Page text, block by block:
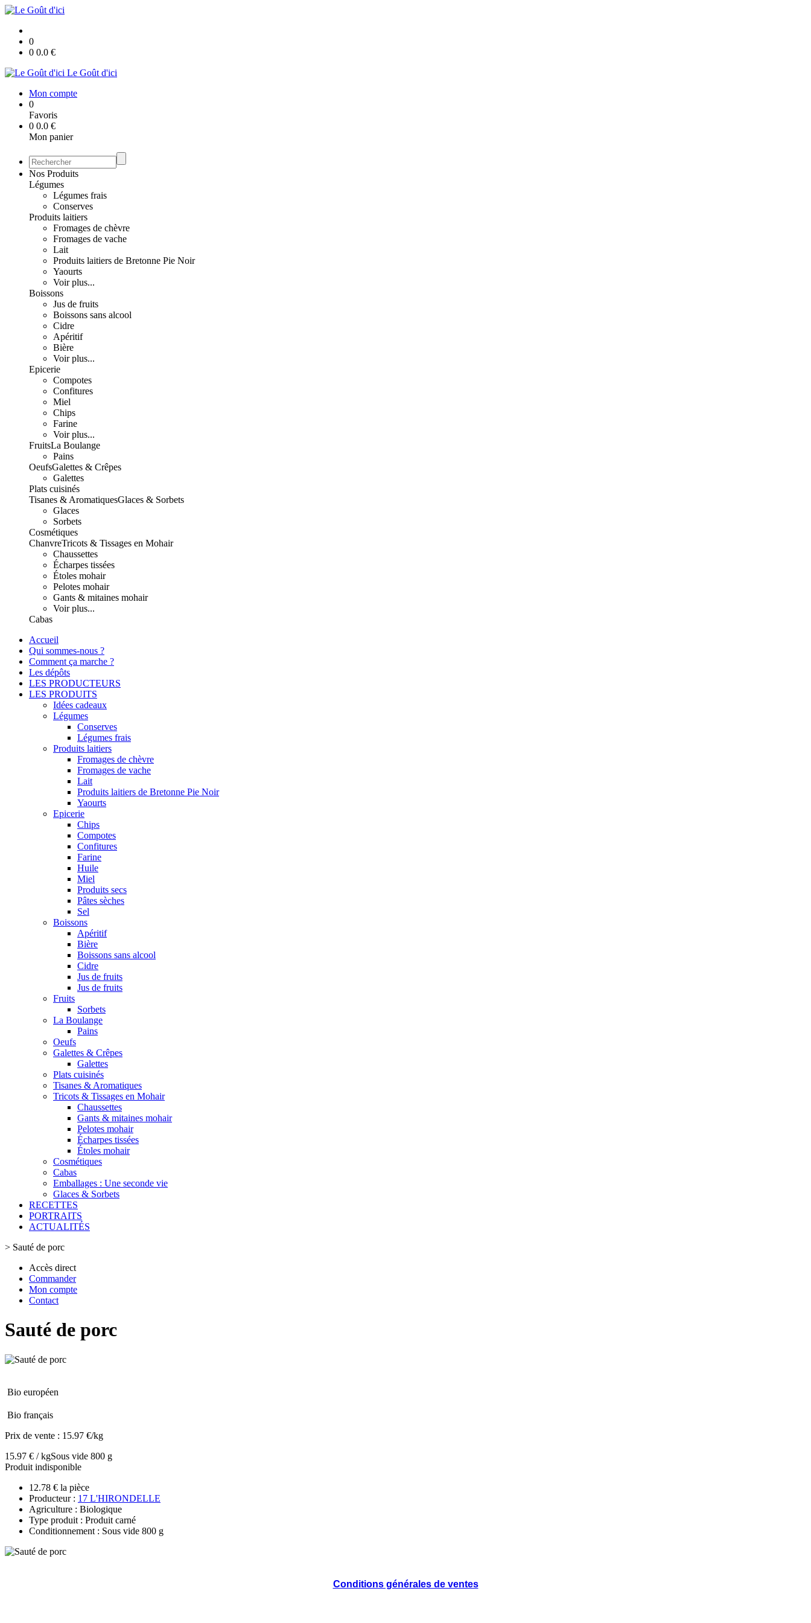
0
0 0.0 €
Le Goût d'ici
Mon compte
0
Favoris
0 0.0 €
Mon panier
Nos Produits
Légumes
Légumes frais
Conserves
Produits laitiers
Fromages de chèvre
Fromages de vache
Lait
Produits laitiers de Bretonne Pie Noir
Yaourts
Voir plus...
Boissons
Jus de fruits
Boissons sans alcool
Cidre
Apéritif
Bière
Voir plus...
Epicerie
Compotes
Confitures
Miel
Chips
Farine
Voir plus...
FruitsLa Boulange
Pains
OeufsGalettes & Crêpes
Galettes
Plats cuisinés
Tisanes & AromatiquesGlaces & Sorbets
Glaces
Sorbets
Cosmétiques
ChanvreTricots & Tissages en Mohair
Chaussettes
Écharpes tissées
Étoles mohair
Pelotes mohair
Gants & mitaines mohair
Voir plus...
Cabas
Accueil
Qui sommes-nous ?
Comment ça marche ?
Les dépôts
LES PRODUCTEURS
LES PRODUITS
Idées cadeaux
Légumes
Conserves
Légumes frais
Produits laitiers
Fromages de chèvre
Fromages de vache
Lait
Produits laitiers de Bretonne Pie Noir
Yaourts
Epicerie
Chips
Compotes
Confitures
Farine
Huile
Miel
Produits secs
Pâtes sèches
Sel
Boissons
Apéritif
Bière
Boissons sans alcool
Cidre
Jus de fruits
Jus de fruits
Fruits
Sorbets
La Boulange
Pains
Oeufs
Galettes & Crêpes
Galettes
Plats cuisinés
Tisanes & Aromatiques
Tricots & Tissages en Mohair
Chaussettes
Gants & mitaines mohair
Pelotes mohair
Écharpes tissées
Étoles mohair
Cosmétiques
Cabas
Emballages : Une seconde vie
Glaces & Sorbets
RECETTES
PORTRAITS
ACTUALITÉS
> Sauté de porc
Accès direct
Commander
Mon compte
Contact
Sauté de porc
Bio européen
Bio français
Prix de vente : 15.97 €/kg
15.97 € / kgSous vide 800 g
Produit indisponible
12.78 € la pièce
Producteur : 17 L'HIRONDELLE
Agriculture : Biologique
Type produit : Produit carné
Conditionnement : Sous vide 800 g
Conditions générales de ventes